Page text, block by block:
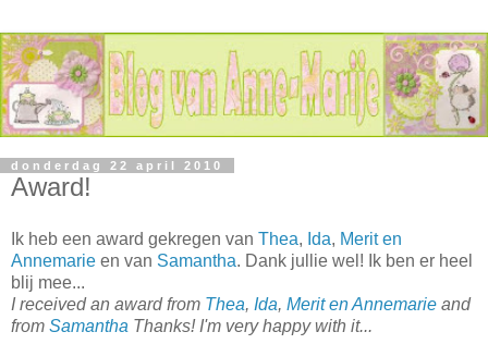
donderdag 22 april 2010
Award!
Ik heb een award gekregen van Thea, Ida, Merit en
Annemarie en van Samantha. Dank jullie wel! Ik ben er heel
blij mee...
I received an award from Thea, Ida, Merit en Annemarie and
from Samantha Thanks! I'm very happy with it...